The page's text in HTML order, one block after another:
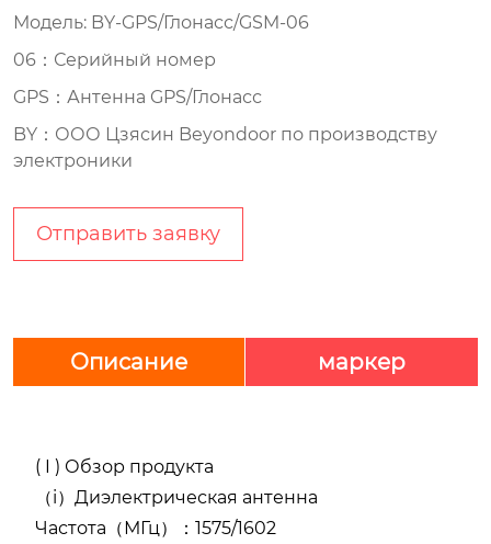
Модель: BY-GPS/Глонасс/GSM-06
06：Серийный номер
GPS：Антенна GPS/Глонасс
BY：ООО Цзясин Beyondoor по производству
электроники
Отправить заявку
Описание маркер
( I ) Обзор продукта
（i）Диэлектрическая антенна
Частота（МГц）：1575/1602